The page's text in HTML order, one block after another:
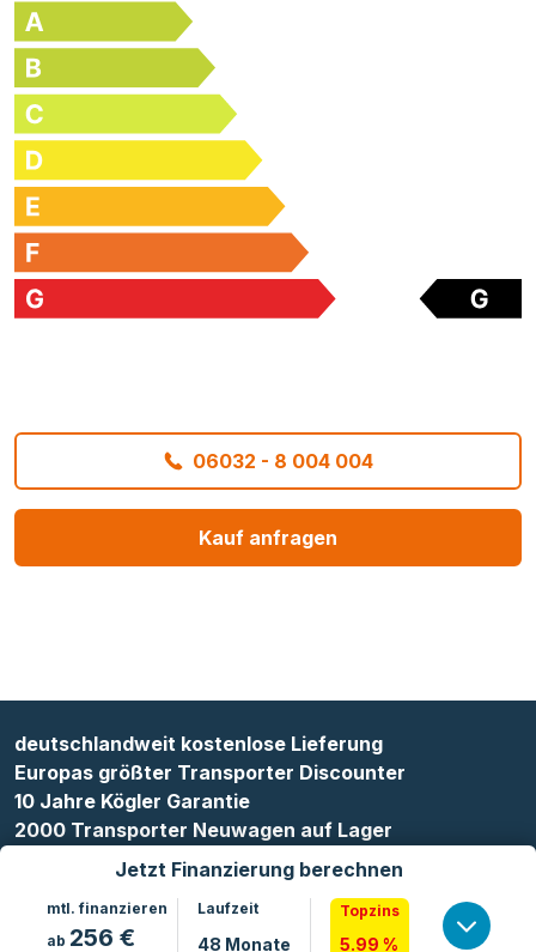
06032 - 8 004 004
Kauf anfragen
Jetzt Finanzierung berechnen
mtl. finanzieren
ab 256 €
Laufzeit
48 Monate
Topzins
5.99 %
deutschlandweit kostenlose Lieferung
Europas größter Transporter Discounter
10 Jahre Kögler Garantie
2000 Transporter Neuwagen auf Lager